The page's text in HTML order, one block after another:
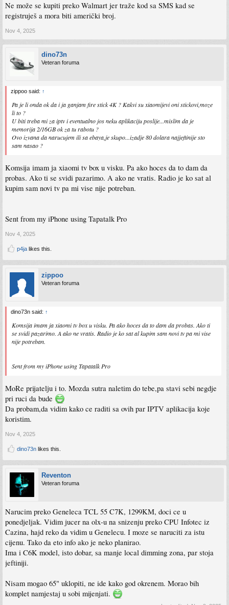
Ne može se kupiti preko Walmart jer traže kod sa SMS kad se
registruješ a mora biti američki broj.
Nov 4, 2025
dino73n
Veteran foruma
zippoo said: ↑
Pa je li onda ok da i ja ganjam fire stick 4K ? Kakvi su xiaomijevi oni stickovi,moze
li to ?
U biti treba mi za iptv i eventualno jos neku aplikaciju poslije...mislim da je
memorija 2/16GB ok za tu rabotu ?
Ovo izvana da narucujem ili sa ebaya,je skupo...izadje 80 dolara najjeftinije sto
sam nasao ?
Komsija imam ja xiaomi tv box u visku. Pa ako hoces da to dam da
probas. Ako ti se svidi pazarimo. A ako ne vratis. Radio je ko sat al
kupim sam novi tv pa mi vise nije potreban.
Sent from my iPhone using Tapatalk Pro
Nov 4, 2025
p4ja likes this.
zippoo
Veteran foruma
dino73n said: ↑
Komsija imam ja xiaomi tv box u visku. Pa ako hoces da to dam da probas. Ako ti
se svidi pazarimo. A ako ne vratis. Radio je ko sat al kupim sam novi tv pa mi vise
nije potreban.
Sent from my iPhone using Tapatalk Pro
MoRe prijatelju i to. Mozda sutra naletim do tebe,pa stavi sebi negdje
pri ruci da bude
Da probam,da vidim kako ce raditi sa ovih par IPTV aplikacija koje
koristim.
Nov 4, 2025
dino73n likes this.
Reventon
Veteran foruma
Narucim preko Geneleca TCL 55 C7K, 1299KM, doci ce u
ponedjeljak. Vidim jucer na olx-u na snizenju preko CPU Infotec iz
Cazina, hajd reko da vidim u Genelecu. I moze se naruciti za istu
cijenu. Tako da eto info ako je neko planirao.
Ima i C6K model, isto dobar, sa manje local dimming zona, par stoja
jeftiniji.
Nisam mogao 65" uklopiti, ne ide kako god okrenem. Morao bih
komplet namjestaj u sobi mijenjati.